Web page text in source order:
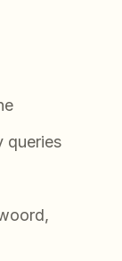
queries